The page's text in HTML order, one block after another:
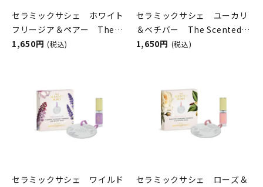
セラミックサシェ ホワイト
フリージア＆ペアー The
Scented Home by Ashleigh
1,650円 (税込)
セラミックサシェ ユーカリ
＆ベチバー The Scented
Home by Ashleigh＆
1,650円 (税込)
セラミックサシェ ワイルド
セラミックサシェ ローズ＆